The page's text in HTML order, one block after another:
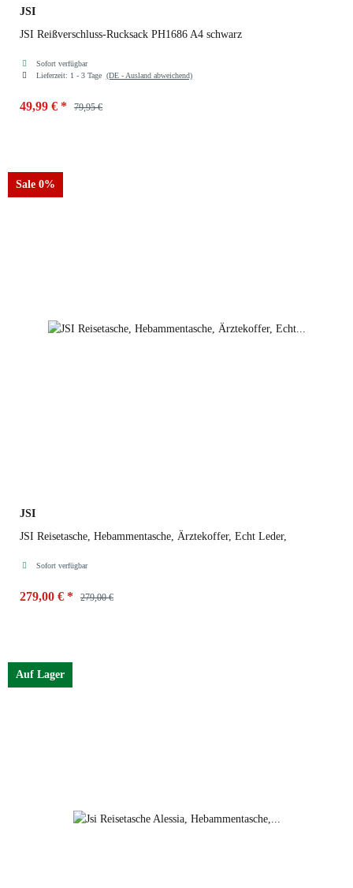
JSI
JSI Reißverschluss-Rucksack PH1686 A4 schwarz
Sofort verfügbar
Lieferzeit: 1 - 3 Tage (DE - Ausland abweichend)
49,99 € * 79,95 €
Sale 0%
JSI
JSI Reisetasche, Hebammentasche, Ärztekoffer, Echt Leder,
Sofort verfügbar
279,00 € * 279,00 €
Auf Lager